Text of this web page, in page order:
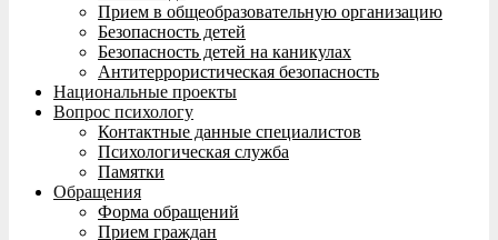
Прием в общеобразовательную организацию
Безопасность детей
Безопасность детей на каникулах
Антитеррористическая безопасность
Национальные проекты
Вопрос психологу
Контактные данные специалистов
Психологическая служба
Памятки
Обращения
Форма обращений
Прием граждан